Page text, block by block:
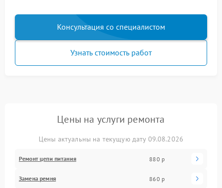
Консультация со специалистом
Узнать стоимость работ
Цены на услуги ремонта
Цены актуальны на текущую дату 09.08.2026
Ремонт цепи питания 880 р
Замена ремня 860 р